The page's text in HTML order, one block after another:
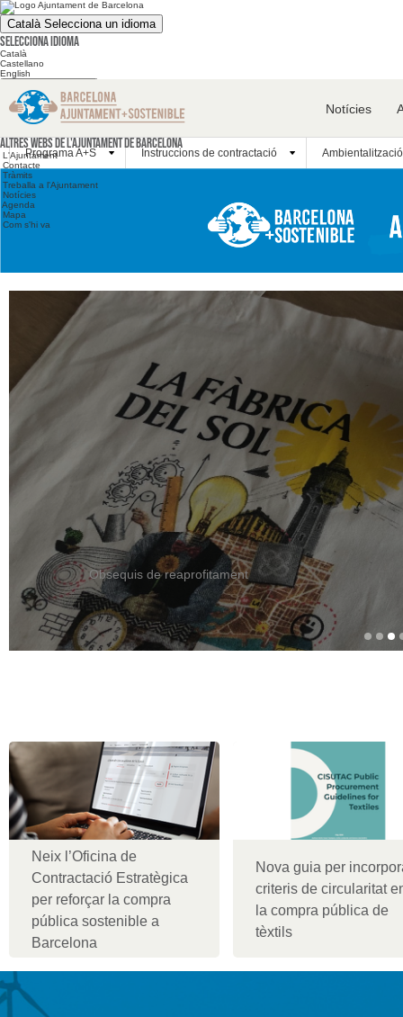
Català Selecciona un idioma
Selecciona idioma
Català
Castellano
English
Cerca en el web
Cerca en el web
Altres webs
Altres webs de l'Ajuntament de Barcelona
L'Ajuntament
Contacte
Tràmits
Treballa a l'Ajuntament
Notícies
Agenda
Mapa
Com s'hi va
Notícies
Programa A+S Instruccions de contractació
Obsequis de reaprofitament
Neix l’Oficina de
Contractació Estratègica
per reforçar la compra
pública sostenible a
Barcelona
Nova guia per
criteris de circularitat
la compra pública de
tèxtils